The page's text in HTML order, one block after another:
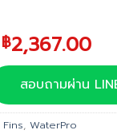
Original
price
was:
฿2,630.00.
฿2,367.00
is:
฿
สอบถามผ่าน
Fins, WaterPro